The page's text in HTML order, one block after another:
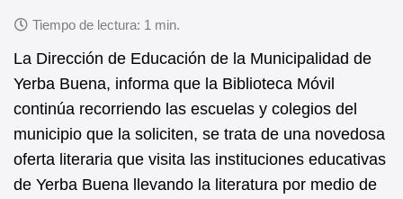
c
e
b
o
o
k
at
s
A
p
p
La Dirección de Educación de la Municipalidad de
Yerba Buena, informa que la Biblioteca Móvil
continúa recorriendo las escuelas y colegios del
municipio que la soliciten, se trata de una novedosa
oferta literaria que visita las instituciones educativas
de Yerba Buena llevando la literatura por medio de